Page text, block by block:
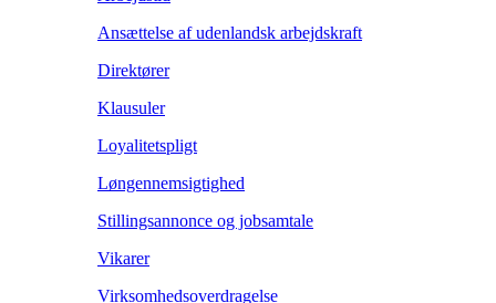
Ansættelse af udenlandsk arbejdskraft
Direktører
Klausuler
Loyalitetspligt
Løngennemsigtighed
Stillingsannonce og jobsamtale
Vikarer
Virksomhedsoverdragelse